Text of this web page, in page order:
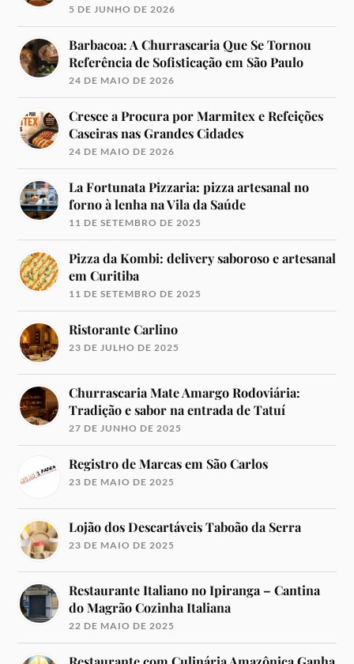
5 DE JUNHO DE 2026
Barbacoa: A Churrascaria Que Se Tornou
Referência de Sofisticação em São Paulo
24 DE MAIO DE 2026
Cresce a Procura por Marmitex e Refeições
Caseiras nas Grandes Cidades
24 DE MAIO DE 2026
La Fortunata Pizzaria: pizza artesanal no
forno à lenha na Vila da Saúde
11 DE SETEMBRO DE 2025
Pizza da Kombi: delivery saboroso e artesanal
em Curitiba
11 DE SETEMBRO DE 2025
Ristorante Carlino
23 DE JULHO DE 2025
Churrascaria Mate Amargo Rodoviária:
Tradição e sabor na entrada de Tatuí
27 DE JUNHO DE 2025
Registro de Marcas em São Carlos
23 DE MAIO DE 2025
Lojão dos Descartáveis Taboão da Serra
23 DE MAIO DE 2025
Restaurante Italiano no Ipiranga – Cantina
do Magrão Cozinha Italiana
22 DE MAIO DE 2025